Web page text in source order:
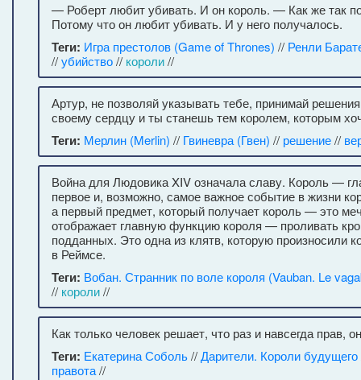
— Роберт любит убивать. И он король. — Как же так
Потому что он любит убивать. И у него получалось.
Теги: Игра престолов (Game of Thrones) // Ренли
//убийство// короли//
Артур, не позволяй указывать тебе, принимай
своему сердцу и ты станешь тем королем, которым
Теги: Мерлин (Merlin) // Гвиневра (Гвен) // решение//
Война для Людовика XIV означала славу. Король —
первое и, возможно, самое важное событие в жизни
а первый предмет, который получает король — это
отображает главную функцию короля — проливать
подданных. Это одна из клятв, которую произносили
в Реймсе.
Теги: Вобан. Странник по воле короля (Vauban. Le
// короли//
Как только человек решает, что раз и навсегда прав,
Теги: Екатерина Соболь//Дарители. Короли будущего
правота//